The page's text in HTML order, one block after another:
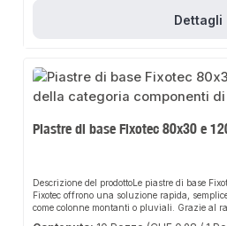
Dettagli
Piastre di base Fixotec 80x30 e
Descrizione del prodottoLe piastre di base
Fixotec offrono una soluzione rapida,
come colonne montanti o pluviali. Grazie al
resistenza, garantiscono una tenuta perfetta